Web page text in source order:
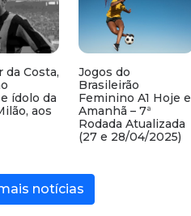
da Costa,
ídolo da
aos
Jogos do
Brasileirão
Feminino A1 Hoje e
Amanhã – 7ª
Rodada Atualizada
(27 e 28/04/2025)
notícias